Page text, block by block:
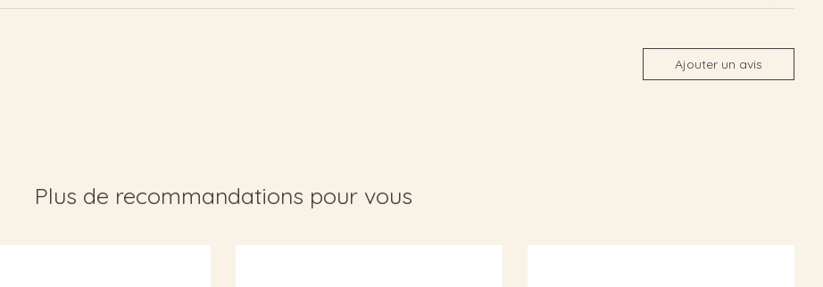
Ajouter un avis
Plus de recommandations pour vous